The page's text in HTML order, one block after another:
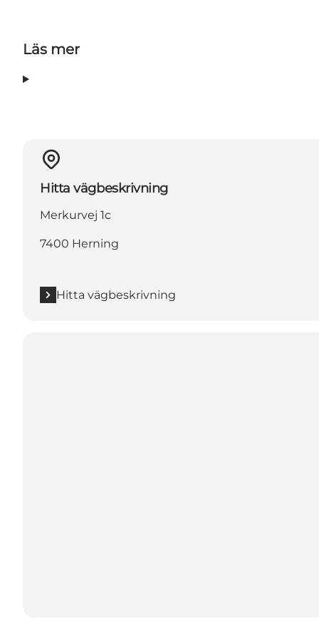
Läs mer
Hitta vägbeskrivning
Merkurvej 1c
7400 Herning
Hitta vägbeskrivning